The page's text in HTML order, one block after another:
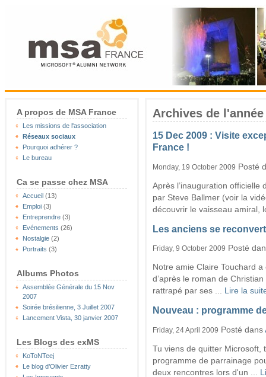
A propos de MSA France
Les missions de l'association
Réseaux sociaux
Pourquoi adhérer ?
Le bureau
Ca se passe chez MSA
Accueil (13)
Emploi (3)
Entreprendre (3)
Evénements (26)
Nostalgie (2)
Portraits (3)
Albums Photos
Assemblée Générale du 15 Nov
2007
Soirée brésilienne, 3 Juillet 2007
Lancement Vista, 30 janvier 2007
Les Blogs des exMS
KoToNTeej
Le blog d’Olivier Ezratty
Archives de l'année
15 Dec 2009 : Visite
France !
Monday, 19 October 2009 Posté
Après l’inauguration
par Steve Ballmer (voir la
découvrir le vaisseau amiral,
Les anciens se
Friday, 9 October 2009 Posté
Notre amie Claire Touchard
d’après le roman de Christian
rattrapé par ses ... Lire la
Nouveau : programme
Friday, 24 April 2009 Posté dans
Tu viens de quitter Microsoft,
programme de parrainage
deux rencontres lors d'un ...